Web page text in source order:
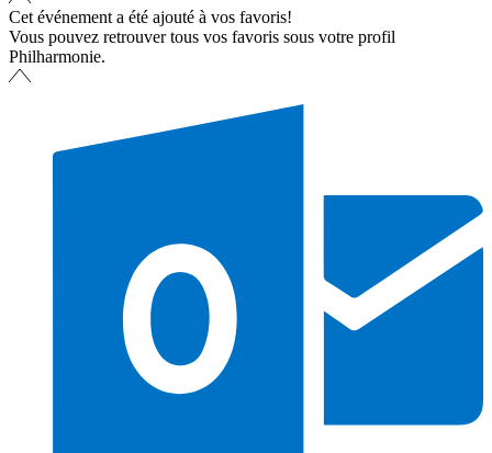
Cet événement a été ajouté à vos favoris!
Vous pouvez retrouver tous vos favoris sous votre profil
Philharmonie.